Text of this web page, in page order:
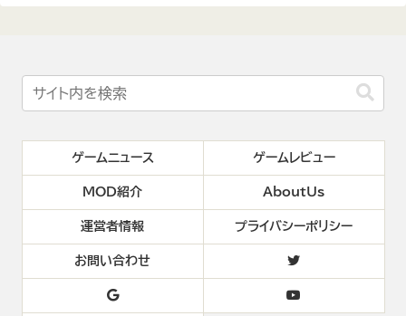
ゲームニュース ゲームレビュー
MOD紹介 AboutUs
運営者情報 プライバシーポリシー
お問い合わせ